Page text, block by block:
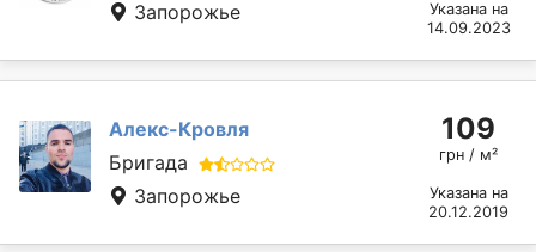
Запорожье
Указана на
14.09.2023
Алекс-Кровля
Бригада
Запорожье
109
грн / м²
Указана на
20.12.2019